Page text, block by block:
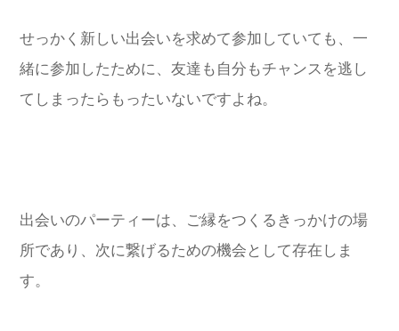
せっかく新しい出会いを求めて参加していても、一
緒に参加したために、友達も自分もチャンスを逃し
てしまったらもったいないですよね。
出会いのパーティーは、ご縁をつくるきっかけの場
所であり、次に繋げるための機会として存在しま
す。